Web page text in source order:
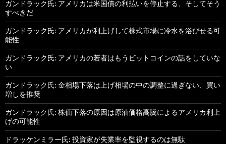
ガンドラック氏: アメリカは米国債の利払いを停止する、そしてそう
すべきだ
ガンドラック氏: アメリカが利上げして株式市場に冷水を浴びせる可
能性
ガンドラック氏: アメリカの若者はもうビットコインの話をしていな
い
ガンドラック氏: 金相場下落は上げ相場の中の調整に過ぎない、買い
増しを推奨
ガンドラック氏: 株価下落の原因は原油価格高騰によるアメリカ利上
げの可能性
ドラッケンミラー氏: 投資家が失業率を監視するのは無駄